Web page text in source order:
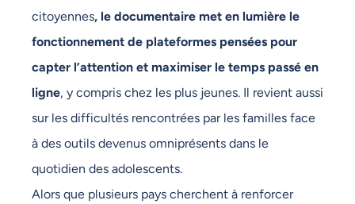
citoyennes, le documentaire met en lumière le
fonctionnement de plateformes pensées pour
capter l’attention et maximiser le temps passé en
ligne, y compris chez les plus jeunes. Il revient aussi
sur les difficultés rencontrées par les familles face
à des outils devenus omniprésents dans le
quotidien des adolescents.
Alors que plusieurs pays cherchent à renforcer